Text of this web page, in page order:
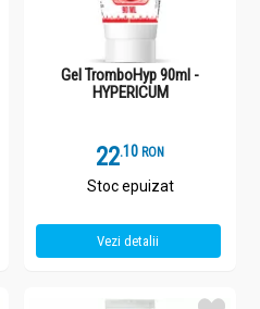
Gel TromboHyp 90ml -
HYPERICUM
22.1 RON
Stoc epuizat
Vezi detalii